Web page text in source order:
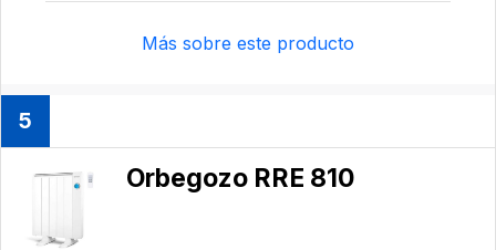
Más sobre este producto
5
Orbegozo ‎RRE 810